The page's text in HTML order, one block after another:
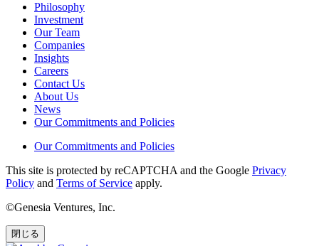
Philosophy
Investment
Our Team
Companies
Insights
Careers
Contact Us
About Us
News
Our Commitments and Policies
Our Commitments and Policies
This site is protected by reCAPTCHA and the Google Privacy
Policy and Terms of Service apply.
©Genesia Ventures, Inc.
閉じる